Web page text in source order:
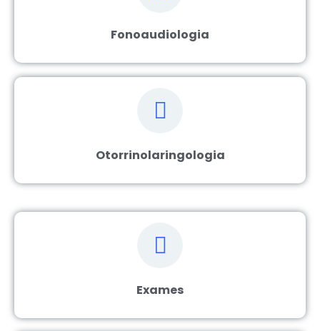
Fonoaudiologia
Otorrinolaringologia
Exames